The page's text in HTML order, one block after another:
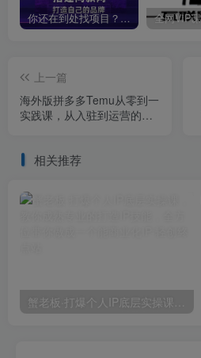
你还在到处找项目？还在当韭菜？我靠卖项目一个月收入5万+，曾经我也是个失败者。
上一篇
海外版拼多多Temu从零到一
实践课，从入驻到运营的最
相关推荐
蟹老板·打爆个人IP底层实操课，教你成熟专业的打造IP技能，全方位带你做成一个能商业化IP